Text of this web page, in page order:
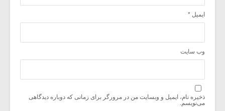
ایمیل *
وب‌ سایت
ذخیره نام، ایمیل و وبسایت من در مرورگر برای زمانی که دوباره دیدگاهی
می‌نویسم.